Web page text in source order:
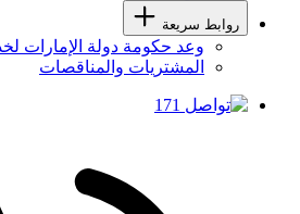
روابط سريعة
وعد حكومة دولة الإمارات
المشتريات والمناقصات